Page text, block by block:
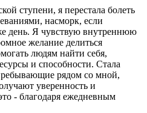
ступени, я перестала болеть
насморк, если
день. Я чувствую внутреннюю
желание делиться
людям найти себя,
и способности. Стала
рядом со мной,
уверенность и
- благодаря ежедневным